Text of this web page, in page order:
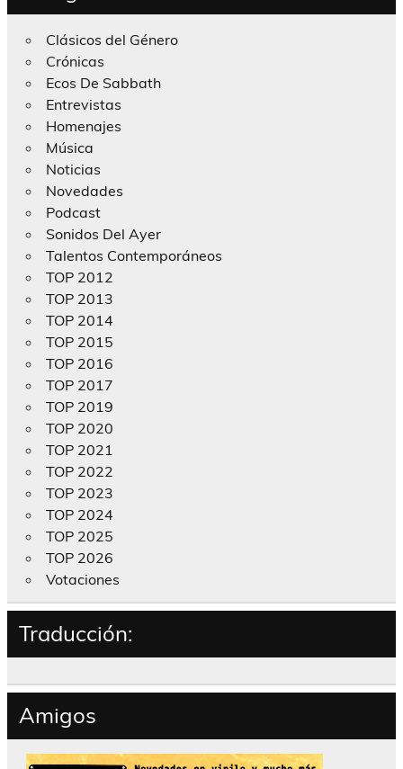
Clásicos del Género
Crónicas
Ecos De Sabbath
Entrevistas
Homenajes
Música
Noticias
Novedades
Podcast
Sonidos Del Ayer
Talentos Contemporáneos
TOP 2012
TOP 2013
TOP 2014
TOP 2015
TOP 2016
TOP 2017
TOP 2019
TOP 2020
TOP 2021
TOP 2022
TOP 2023
TOP 2024
TOP 2025
TOP 2026
Votaciones
Traducción:
Amigos